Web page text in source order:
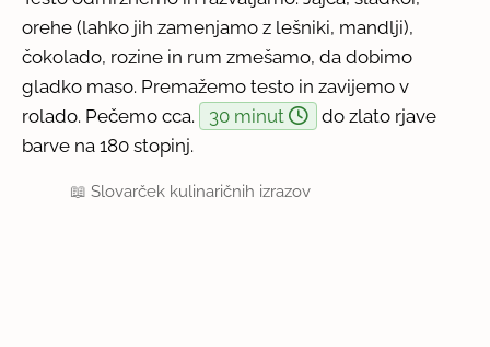
orehe (lahko jih zamenjamo z lešniki, mandlji),
čokolado, rozine in rum zmešamo, da dobimo
gladko maso. Premažemo testo in zavijemo v
rolado. Pečemo cca.
30 minut
do zlato rjave
barve na 180 stopinj.
📖Slovarček kulinaričnih izrazov